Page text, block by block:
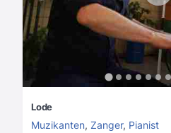
Lode
Muzikanten, Zanger, Pianist